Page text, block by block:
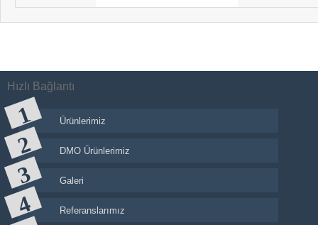
Hızlı Bağlantı
Ürünlerimiz
DMO Ürünlerimiz
Galeri
Referanslarımız